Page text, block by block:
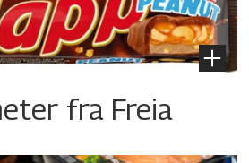
fra Freia